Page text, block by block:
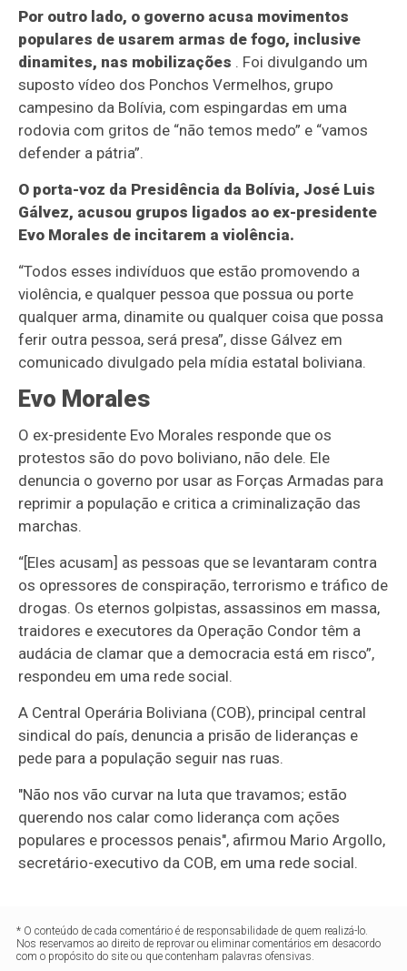
Por outro lado, o governo acusa movimentos
populares de usarem armas de fogo, inclusive
dinamites, nas mobilizações . Foi divulgando um
suposto vídeo dos Ponchos Vermelhos, grupo
campesino da Bolívia, com espingardas em uma
rodovia com gritos de “não temos medo” e “vamos
defender a pátria”.
O porta-voz da Presidência da Bolívia, José Luis
Gálvez, acusou grupos ligados ao ex-presidente
Evo Morales de incitarem a violência.
“Todos esses indivíduos que estão promovendo a
violência, e qualquer pessoa que possua ou porte
qualquer arma, dinamite ou qualquer coisa que possa
ferir outra pessoa, será presa”, disse Gálvez em
comunicado divulgado pela mídia estatal boliviana.
Evo Morales
O ex-presidente Evo Morales responde que os
protestos são do povo boliviano, não dele. Ele
denuncia o governo por usar as Forças Armadas para
reprimir a população e critica a criminalização das
marchas.
“[Eles acusam] as pessoas que se levantaram contra
os opressores de conspiração, terrorismo e tráfico de
drogas. Os eternos golpistas, assassinos em massa,
traidores e executores da Operação Condor têm a
audácia de clamar que a democracia está em risco”,
respondeu em uma rede social.
A Central Operária Boliviana (COB), principal central
sindical do país, denuncia a prisão de lideranças e
pede para a população seguir nas ruas.
"Não nos vão curvar na luta que travamos; estão
querendo nos calar como liderança com ações
populares e processos penais", afirmou Mario Argollo,
secretário-executivo da COB, em uma rede social.
* O conteúdo de cada comentário é de responsabilidade de quem realizá-lo.
Nos reservamos ao direito de reprovar ou eliminar comentários em desacordo
com o propósito do site ou que contenham palavras ofensivas.